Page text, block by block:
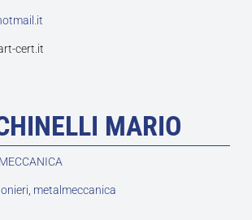
cert.it
MARIO
, metalmeccanica